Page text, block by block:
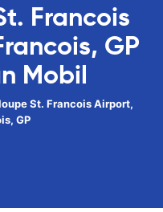
Francois
GP
Mobil
St. Francois Airport,
GP